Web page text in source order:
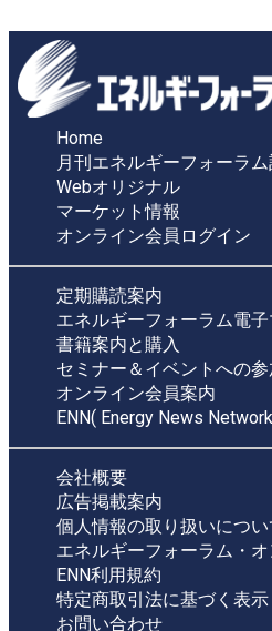
Home
月刊エネルギーフォーラ
Webオリジナル
マーケット情報
オンライン会員ログイン
定期購読案内
エネルギーフォーラム電
書籍案内と購入
セミナー＆イベントへの参
オンライン会員案内
ENN( Energy News
会社概要
広告掲載案内
個人情報の取り扱いについ
エネルギーフォーラム・
ENN利用規約
特定商取引法に基づく表示
お問い合わせ